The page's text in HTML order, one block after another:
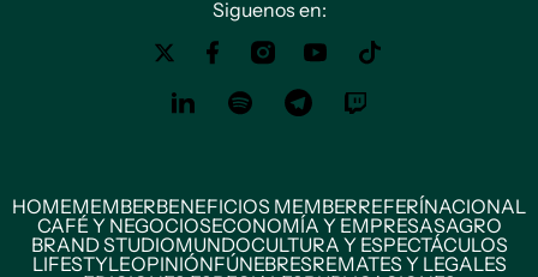
Siguenos en:
HOMEMEMBERBENEFICIOS MEMBERREFERÍNACIONAL
CAFÉ Y NEGOCIOSECONOMÍA Y EMPRESASAGRO
BRAND STUDIOMUNDOCULTURA Y ESPECTÁCULOS
LIFESTYLEOPINIÓNFÚNEBRESREMATES Y LEGALES